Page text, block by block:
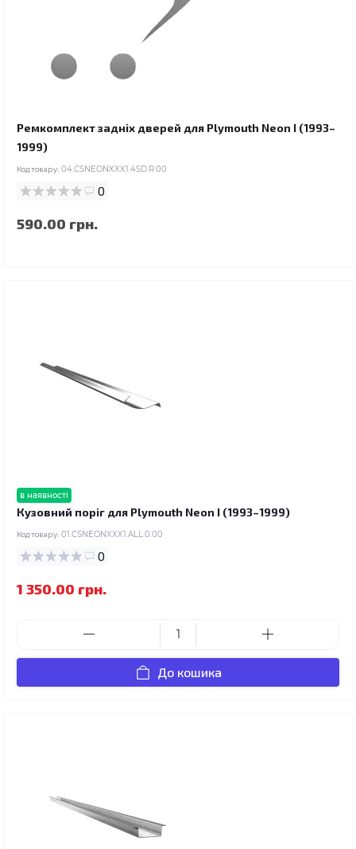
Ремкомплект задніх дверей для Plymouth Neon I (1993–
1999)
Код товару: 04.CSNEONXXX1.4SD.R.00
0
590.00 грн.
в наявності
Кузовний поріг для Plymouth Neon I (1993–1999)
Код товару: 01.CSNEONXXX1.ALL.0.00
0
1 350.00 грн.
До кошика